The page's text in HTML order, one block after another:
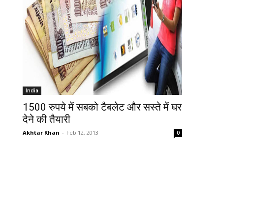
India
1500 रुपये में सबको टैबलेट और सस्ते में घर
देने की तैयारी
Akhtar Khan - Feb 12, 2013 0